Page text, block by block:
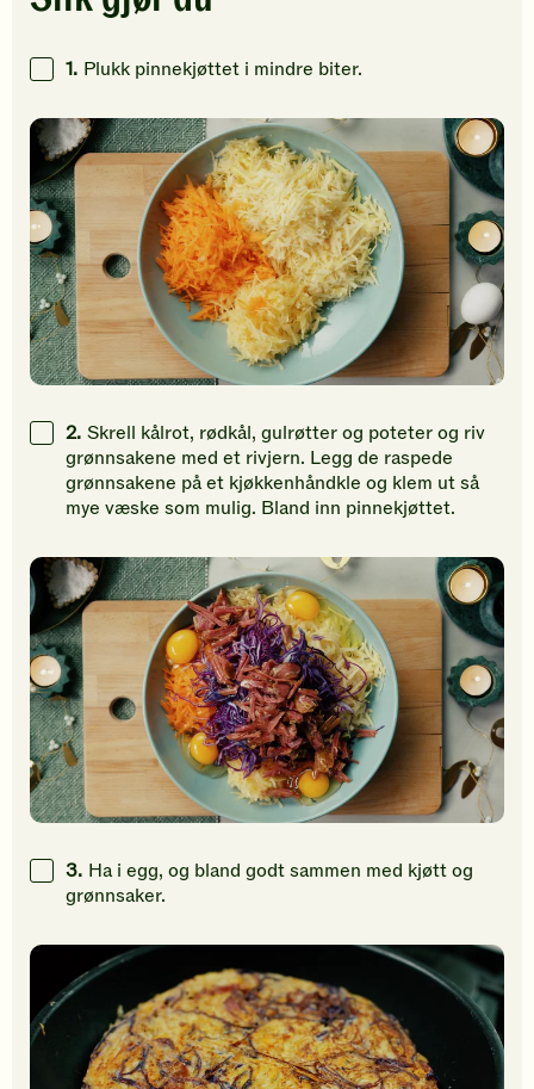
Klikk
å
gi
vurdering.
å
gi
vurdering.
1. Plukk pinnekjøttet i mindre biter.
2. Skrell kålrot, rødkål, gulrøtter og poteter og riv
grønnsakene med et rivjern. Legg de raspede
grønnsakene på et kjøkkenhåndkle og klem ut så
mye væske som mulig. Bland inn pinnekjøttet.
3. Ha i egg, og bland godt sammen med kjøtt og
grønnsaker.